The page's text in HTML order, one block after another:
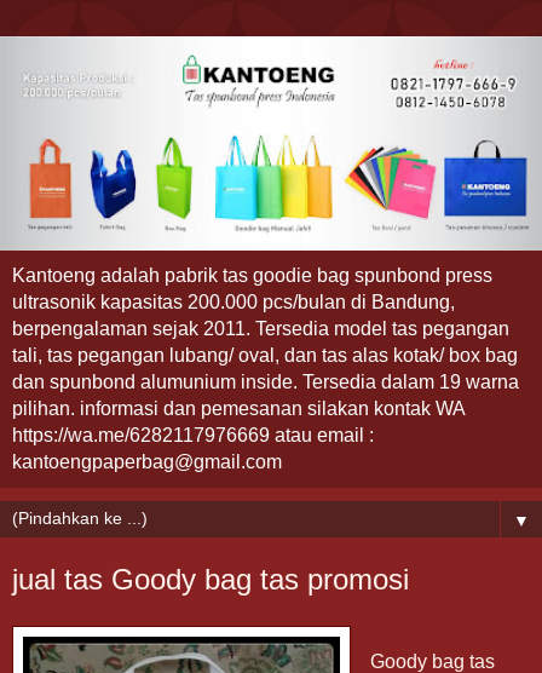
Kantoeng adalah pabrik tas goodie bag spunbond press
ultrasonik kapasitas 200.000 pcs/bulan di Bandung,
berpengalaman sejak 2011. Tersedia model tas pegangan
tali, tas pegangan lubang/ oval, dan tas alas kotak/ box bag
dan spunbond alumunium inside. Tersedia dalam 19 warna
pilihan. informasi dan pemesanan silakan kontak WA
https://wa.me/6282117976669 atau email :
kantoengpaperbag@gmail.com
▼
jual tas Goody bag tas promosi
Goody bag tas